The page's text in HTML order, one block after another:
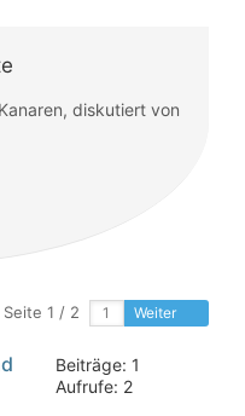
diskutiert von
Seite 1 / 2 Weiter
Beiträge: 1
Aufrufe: 2